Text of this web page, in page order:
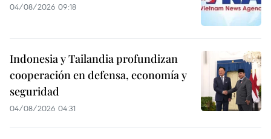
04/08/2026 09:18
Indonesia y Tailandia profundizan
cooperación en defensa, economía y
seguridad
04/08/2026 04:31